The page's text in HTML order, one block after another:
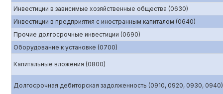
Инвестиции в зависимые хозяйственные общества (0630)
Инвестиции в предприятия с иностранным капиталом (0640)
Прочие долгосрочные инвестиции (0690)
Оборудование к установке (0700)
Капитальные вложения (0800)
Долгосрочная дебиторская задолженность (0910, 0920, 0930, 0940)